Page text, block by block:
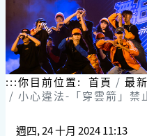
:::你目前位置: 首頁 最
小心違法-「穿雲箭」禁
週四, 24 十月 2024 11:13